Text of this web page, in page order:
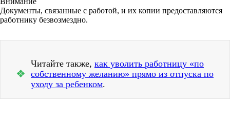
Документы, связанные с работой, и их копии предоставляются
работнику безвозмездно.
❖
Читайте также, как уволить работницу «по
собственному желанию» прямо из отпуска по
уходу за ребенком.